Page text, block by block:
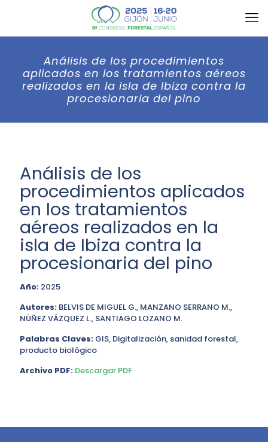
Análisis de los procedimientos
aplicados en los tratamientos aéreos
realizados en la isla de Ibiza contra la
procesionaria del pino
Análisis de los
procedimientos aplicados
en los tratamientos
aéreos realizados en la
isla de Ibiza contra la
procesionaria del pino
Año: 2025
Autores: BELVIS DE MIGUEL G., MANZANO SERRANO M.,
NÚÑEZ VÁZQUEZ L., SANTIAGO LOZANO M.
Palabras Claves: GIS, Digitalización, sanidad forestal,
producto biológico
Archivo PDF: Descargar PDF